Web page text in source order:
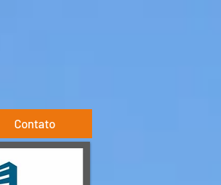
Contato